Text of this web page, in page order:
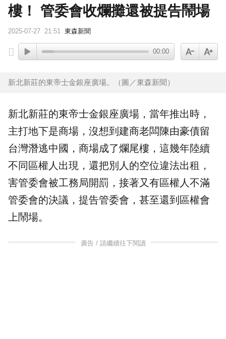
樓！ 管委會收爛攤還被提告鬧場
2025-07-27 21:51 東森新聞
00:00
新北新莊的東帝士金銀座廣場。（圖／東森新聞）
新北新莊的東帝士金銀座廣場 ，當年推出時，
主打地下是商場 ，沒想到建商老闆陳由豪債留
台灣潛逃中國，商場成了爛尾樓 ，這幾年陸續
不同區權人出現，還把別人的空位違法出租，
害管委會被工務局開罰，接著又有區權人不滿
管委會的決議，提告管委會，甚至還到區權會
上鬧場。
廣告 / 請繼續往下閱讀